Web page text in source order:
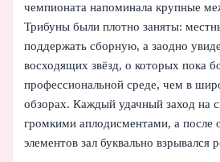
чемпионата напоминала крупные
Трибуны были плотно заняты:
поддержать сборную, а заодно
восходящих звёзд, о которых пока
профессиональной среде, чем в
обзорах. Каждый удачный заход на
громкими аплодисментами, а после
элементов зал буквально взрывался